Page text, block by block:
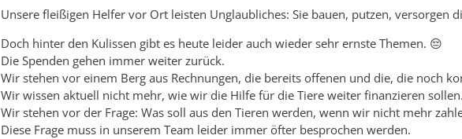
Unsere fleißigen Helfer vor Ort leisten Unglaubliches: Sie bauen, putzen, versorgen
Doch hinter den Kulissen gibt es heute leider auch wieder sehr ernste Themen. 😔
Die Spenden gehen immer weiter zurück.
Wir stehen vor einem Berg aus Rechnungen, die bereits offenen und die, die noch
Wir wissen aktuell nicht mehr, wie wir die Hilfe für die Tiere weiter finanzieren
Wir stehen vor der Frage: Was soll aus den Tieren werden, wenn wir nicht mehr
Diese Frage muss in unserem Team leider immer öfter besprochen werden.